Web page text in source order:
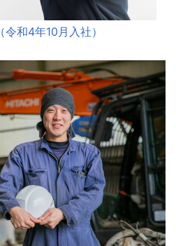
和4年10月入社）